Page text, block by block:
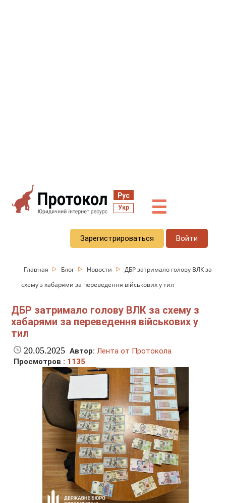
Рус
Укр ☰
Зарегистрироваться Войти
Главная Блог Новости
ДБР затримало голову ВЛК за
схему з хабарями за переведення військових у тил
ДБР затримало голову ВЛК за схему з
хабарями за переведення військових у
тил
20.05.2025 Автор: Лента от Протокола
Просмотров : 1135